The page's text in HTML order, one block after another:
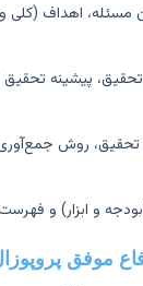
اهداف (کلی و
پیشینه تحقیق
روش جمع‌آوری داده،
و ابزار) و فهرست
پروپوزال